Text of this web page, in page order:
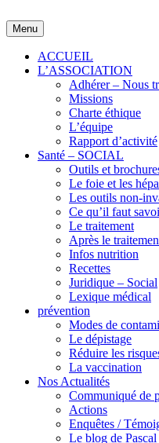
to
content
Menu
ACCUEIL
L’ASSOCIATION
Adhérer – Nous
Missions
Charte éthique
L’équipe
Rapport d’activité
Santé – SOCIAL
Outils et
Le foie et les
Les outils non-
Ce qu’il faut
Le traitement
Après le
Infos nutrition
Recettes
Juridique – Social
Lexique médical
prévention
Modes de
Le dépistage
Réduire les
La vaccination
Nos Actualités
Communiqué de
Actions
Enquêtes /
Le blog de Pascal